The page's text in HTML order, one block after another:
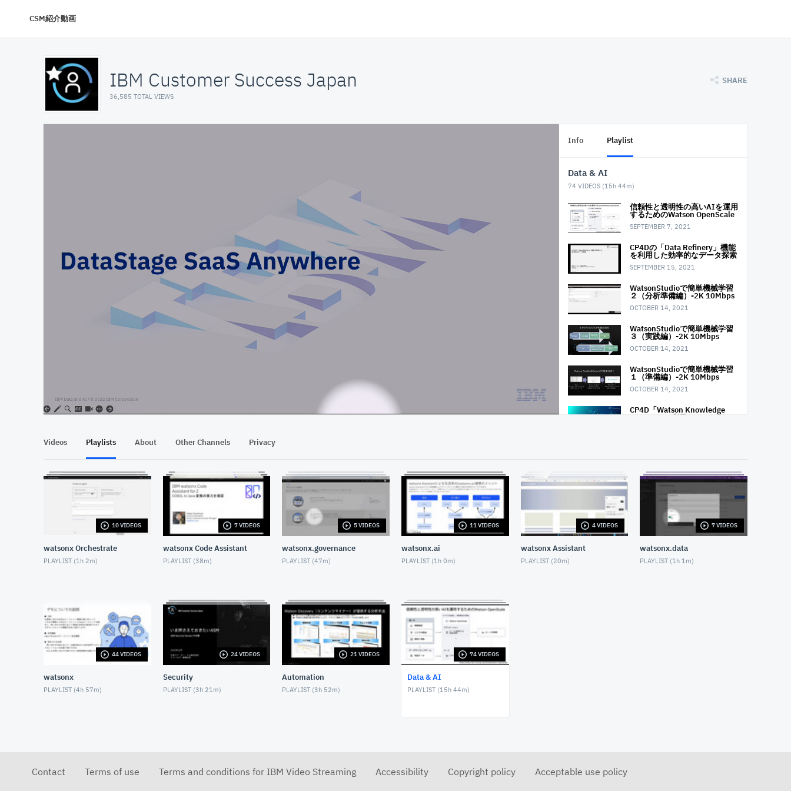
CSM紹介動画
IBM Customer Success Japan
36,585 TOTAL VIEWS
SHARE
At position 00:12
00:12
Info Playlist
Data & AI
74 VIDEOS (15h 44m)
信頼性と透明性の高いAIを運用
するためのWatson OpenScale
SEPTEMBER 7, 2021
CP4Dの「Data Refinery」機能
を利用した 効率的なデータ探索
SEPTEMBER 15, 2021
WatsonStudioで簡単機械学習
２（分析準備編）-2K 10Mbps
OCTOBER 14, 2021
WatsonStudioで簡単機械学習
３（実践編）-2K 10Mbps
OCTOBER 14, 2021
WatsonStudioで簡単機械学習
１（準備編）-2K 10Mbps
OCTOBER 14, 2021
CP4D「Watson Knowledge
Catalog」を利用したエンター
CP4D「Watson Knowledge
Catalog」を利用したエンター
プライズ・データガバナン
ス (動画2：データ資産の登録)
NOVEMBER 10, 2021
CP4D「Watson Knowledge
Catalog」を利用したエンター
ス (動画3：ガバナンス成果物の
登録)
Videos Playlists About Other Channels Privacy
10 VIDEOS
watsonx Orchestrate
PLAYLIST (1h 2m)
7 VIDEOS
watsonx Code Assistant
PLAYLIST (38m)
5 VIDEOS
watsonx.governance
PLAYLIST (47m)
11 VIDEOS
watsonx.ai
PLAYLIST (1h 0m)
4 VIDEOS
watsonx Assistant
PLAYLIST (20m)
7 VIDEOS
watsonx.data
PLAYLIST (1h 1m)
44 VIDEOS
watsonx
PLAYLIST (4h 57m)
24 VIDEOS
Security
PLAYLIST (3h 21m)
21 VIDEOS
Automation
PLAYLIST (3h 52m)
74 VIDEOS
Data & AI
PLAYLIST (15h 44m)
Contact Terms of use Terms and conditions for IBM Video Streaming Accessibility Copyright policy Acceptable use policy